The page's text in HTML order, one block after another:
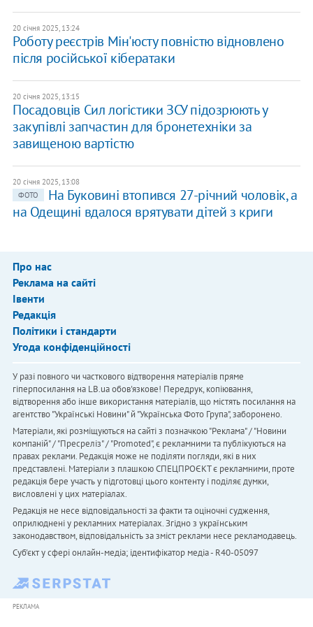
20 січня 2025, 13:24
​Роботу реєстрів Мін'юсту повністю відновлено
після російської кібератаки
20 січня 2025, 13:15
Посадовців Сил логістики ЗСУ підозрюють у
закупівлі запчастин для бронетехніки за
завищеною вартістю
20 січня 2025, 13:08
ФОТО
На Буковині втопився 27-річний чоловік, а
на Одещині вдалося врятувати дітей з криги
Про нас
Реклама на сайті
Івенти
Редакція
Політики і стандарти
Угода конфіденційності
У разі повного чи часткового відтворення матеріалів пряме
гіперпосилання на LB.ua обов'язкове! Передрук, копіювання,
відтворення або інше використання матеріалів, що містять посилання на
агентство "Українськi Новини" й "Українська Фото Група", заборонено.
Матеріали, які розміщуються на сайті з позначкою "Реклама" / "Новини
компаній" / "Пресреліз" / "Promoted", є рекламними та публікуються на
правах реклами. Редакція може не поділяти погляди, які в них
представлені. Матеріали з плашкою СПЕЦПРОЄКТ є рекламними, проте
редакція бере участь у підготовці цього контенту і поділяє думки,
висловлені у цих матеріалах.
Редакція не несе відповідальності за факти та оціночні судження,
оприлюднені у рекламних матеріалах. Згідно з українським
законодавством, відповідальність за зміст реклами несе рекламодавець.
Cуб'єкт у сфері онлайн-медіа; ідентифікатор медіа - R40-05097
РЕКЛАМА